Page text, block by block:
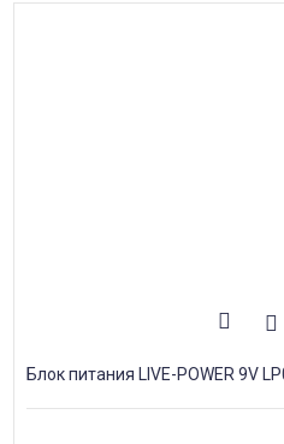
Блок питания LIVE-POWER 9V